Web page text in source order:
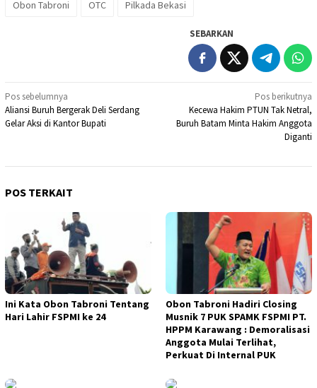
Obon Tabroni OTC Pilkada Bekasi
SEBARKAN
Navigasi
pos
Pos sebelumnya
Aliansi Buruh Bergerak Deli Serdang
Gelar Aksi di Kantor Bupati
Pos berikutnya
Kecewa Hakim PTUN Tak Netral,
Buruh Batam Minta Hakim Anggota
Diganti
POS TERKAIT
Ini Kata Obon Tabroni Tentang
Hari Lahir FSPMI ke 24
Obon Tabroni Hadiri Closing
Musnik 7 PUK SPAMK FSPMI PT.
HPPM Karawang : Demoralisasi
Anggota Mulai Terlihat,
Perkuat Di Internal PUK